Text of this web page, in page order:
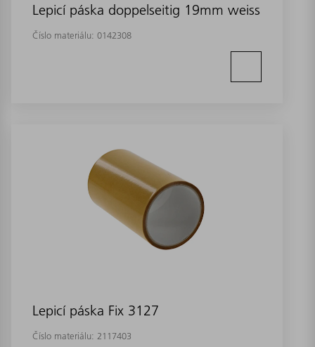
Lepicí páska doppelseitig 19mm weiss
Číslo materiálu: 0142308
Lepicí páska Fix 3127
Číslo materiálu: 2117403